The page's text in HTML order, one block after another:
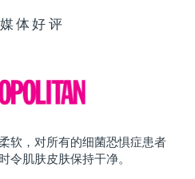
体好评
软，对所有的细菌恐惧症患者
令肌肤皮肤保持干净。